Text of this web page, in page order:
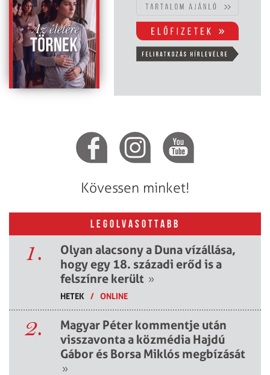
Kövessen minket!
LEGOLVASOTTABB
1.
Olyan alacsony a Duna vízállása,
hogy egy 18. századi erőd is a
felszínre került »
HETEK / ONLINE
2.
Magyar Péter kommentje után
visszavonta a közmédia Hajdú
Gábor és Borsa Miklós megbízását
»